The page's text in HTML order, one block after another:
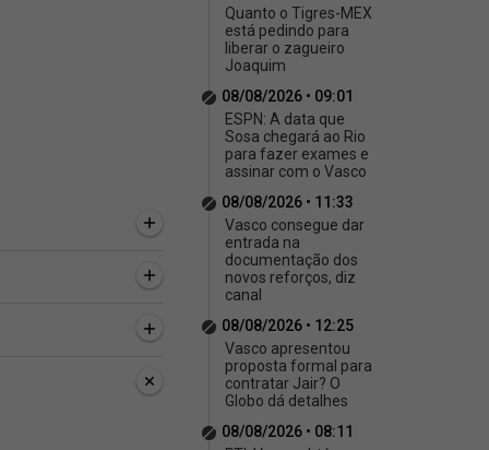
Quanto o Tigres-MEX
está pedindo para
liberar o zagueiro
Joaquim
08/08/2026 • 09:01
ESPN: A data que
Sosa chegará ao Rio
para fazer exames e
assinar com o Vasco
08/08/2026 • 11:33
Vasco consegue dar
entrada na
documentação dos
novos reforços, diz
canal
08/08/2026 • 12:25
Vasco apresentou
proposta formal para
contratar Jair? O
Globo dá detalhes
08/08/2026 • 08:11